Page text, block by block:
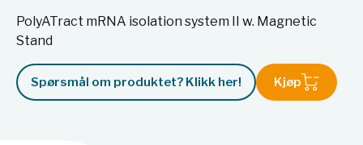
PolyATract mRNA isolation system II w. Magnetic
Stand
Spørsmål om produktet? Klikk her! Kjøp